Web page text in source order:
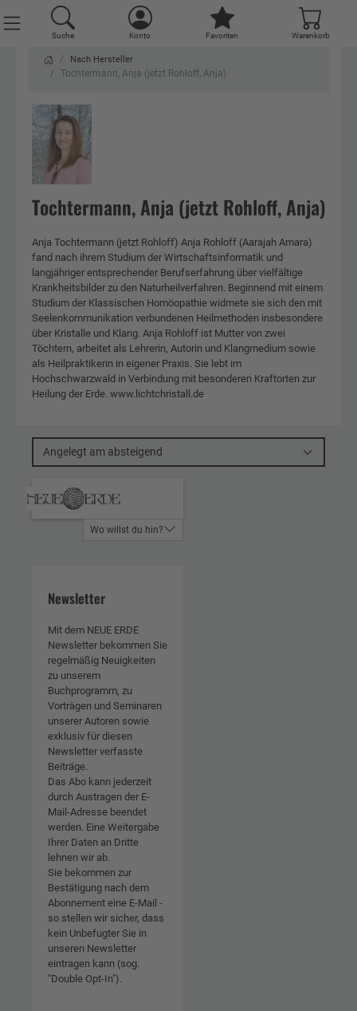
Suche Konto Favoriten Warenkorb
Nach Hersteller
Tochtermann, Anja (jetzt Rohloff, Anja)
Tochtermann, Anja (jetzt Rohloff, Anja)
Anja Tochtermann (jetzt Rohloff) Anja Rohloff (Aarajah Amara)
fand nach ihrem Studium der Wirtschaftsinformatik und
langjähriger entsprechender Berufserfahrung über vielfältige
Krankheitsbilder zu den Naturheilverfahren. Beginnend mit einem
Studium der Klassischen Homöopathie widmete sie sich den mit
Seelenkommunikation verbundenen Heilmethoden insbesondere
über Kristalle und Klang. Anja Rohloff ist Mutter von zwei
Töchtern, arbeitet als Lehrerin, Autorin und Klangmedium sowie
als Heilpraktikerin in eigener Praxis. Sie lebt im
Hochschwarzwald in Verbindung mit besonderen Kraftorten zur
Heilung der Erde. www.lichtchristall.de
Angelegt am absteigend
Suche Konto Favoriten Warenkorb
Wo willst du hin?
Newsletter
Mit dem NEUE ERDE
Newsletter bekommen Sie
regelmäßig Neuigkeiten
zu unserem
Buchprogramm, zu
Vorträgen und Seminaren
unserer Autoren sowie
exklusiv für diesen
Newsletter verfasste
Beiträge.
Das Abo kann jederzeit
durch Austragen der E-
Mail-Adresse beendet
werden. Eine Weitergabe
Ihrer Daten an Dritte
lehnen wir ab.
Sie bekommen zur
Bestätigung nach dem
Abonnement eine E-Mail -
so stellen wir sicher, dass
kein Unbefugter Sie in
unseren Newsletter
eintragen kann (sog.
"Double Opt-In").
Suche Konto Favoriten Warenkorb
Suche Konto Favoriten Warenkorb
Suche Konto Favoriten Warenkorb